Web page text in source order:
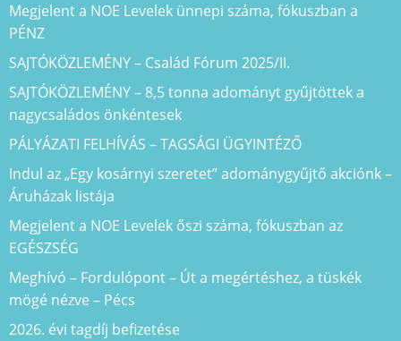
Megjelent a NOE Levelek ünnepi száma, fókuszban a
PÉNZ
SAJTÓKÖZLEMÉNY – Család Fórum 2025/II.
SAJTÓKÖZLEMÉNY – 8,5 tonna adományt gyűjtöttek a
nagycsaládos önkéntesek
PÁLYÁZATI FELHÍVÁS – TAGSÁGI ÜGYINTÉZŐ
Indul az „Egy kosárnyi szeretet” adománygyűjtő akciónk –
Áruházak listája
Megjelent a NOE Levelek őszi száma, fókuszban az
EGÉSZSÉG
Meghívó – Fordulópont – Út a megértéshez, a tüskék
mögé nézve – Pécs
2026. évi tagdíj befizetése